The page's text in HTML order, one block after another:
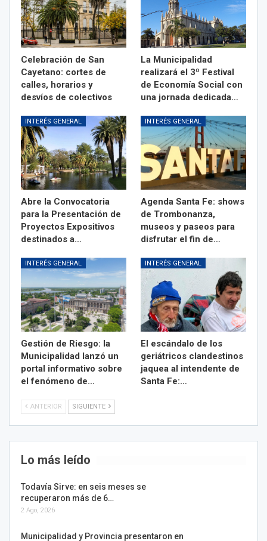
Celebración de San
Cayetano: cortes de
calles, horarios y
desvíos de colectivos
La Municipalidad
realizará el 3º Festival
de Economía Social con
una jornada dedicada…
INTERÉS GENERAL
Abre la Convocatoria
para la Presentación de
Proyectos Expositivos
destinados a…
INTERÉS GENERAL
Agenda Santa Fe: shows
de Trombonanza,
museos y paseos para
disfrutar el fin de…
INTERÉS GENERAL
Gestión de Riesgo: la
Municipalidad lanzó un
portal informativo sobre
el fenómeno de…
INTERÉS GENERAL
El escándalo de los
geriátricos clandestinos
jaquea al intendente de
Santa Fe:…
ANTERIOR SIGUIENTE
Lo más leído
Todavía Sirve: en seis meses se
recuperaron más de 6…
2 Ago, 2026
Municipalidad y Provincia presentaron en